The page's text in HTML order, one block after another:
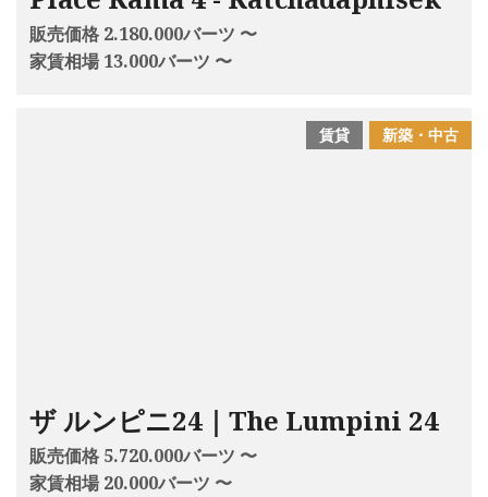
販売価格 2.180.000バーツ 〜
家賃相場 13.000バーツ 〜
新築・中古
賃貸
ザ ルンピニ24｜The Lumpini 24
販売価格 5.720.000バーツ 〜
家賃相場 20.000バーツ 〜